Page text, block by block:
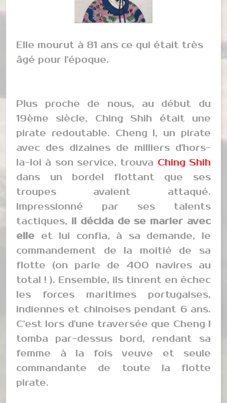
Elle mourut à 81 ans ce qui était très
âgé pour l'époque.
Plus proche de nous, au début du
19ème siècle, Ching Shih était une
pirate redoutable. Cheng I, un pirate
avec des dizaines de milliers d'hors-
la-loi à son service, trouva Ching Shih
dans un bordel flottant que ses
troupes avaient attaqué.
Impressionné par ses talents
tactiques, il décida de se marier avec
elle et lui confia, à sa demande, le
commandement de la moitié de sa
flotte (on parle de 400 navires au
total ! ). Ensemble, ils tinrent en échec
les forces maritimes portugaises,
indiennes et chinoises pendant 6 ans.
C'est lors d'une traversée que Cheng I
tomba par-dessus bord, rendant sa
femme à la fois veuve et seule
commandante de toute la flotte
pirate.